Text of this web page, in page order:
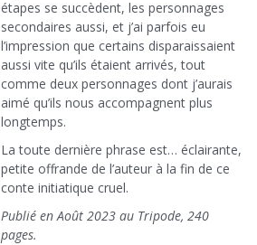
étapes se succèdent, les personnages
secondaires aussi, et j’ai parfois eu
l’impression que certains disparaissaient
aussi vite qu’ils étaient arrivés, tout
comme deux personnages dont j’aurais
aimé qu’ils nous accompagnent plus
longtemps.
La toute dernière phrase est… éclairante,
petite offrande de l’auteur à la fin de ce
conte initiatique cruel.
Publié en Août 2023 au Tripode, 240
pages.